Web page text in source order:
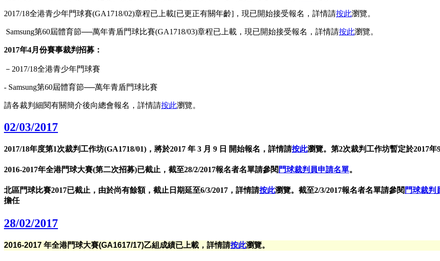
2017/18全港青少年門球賽(GA1718/02)章程已上載[已更正有關年齡]，現已開始接受報名，詳情請按此瀏覽。
Samsung第60屆體育節──萬年青盾門球比賽(GA1718/03)章程已上載，現已開始接受報名，詳情請按此瀏覽。
2017年4月份賽事裁判招募：
－2017/18全港青少年門球賽
- Samsung第60屆體育節──萬年青盾門球比賽
請各裁判細閱有關簡介後向總會報名，詳情請按此瀏覽。
02/03/2017
2017/18年度第1次裁判工作坊(GA1718/01)，將於2017 年 3 月 9 日 開始報名，詳情請按此瀏覽。第2次裁判工作坊暫定於2017年
2016-2017年全港門球大賽(第二次招募)已截止，截至28/2/2017報名者名單請參閱 門球裁判員申請名單。
北區門球比賽2017已截止，由於尚有餘額，截止日期延至6/3/2017，詳情請按此瀏覽。截至2/3/2017報名者名單請參閱 門球裁判
擔任
28/02/2017
2016-2017 年全港門球大賽(GA1617/17)乙組成績已上載，詳情請按此瀏覽。